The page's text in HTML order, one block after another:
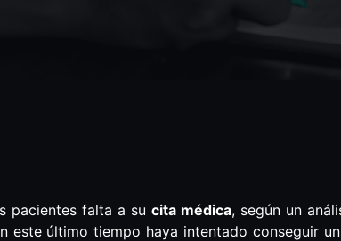
pacientes falta a su cita médica, según un
este último tiempo haya intentado conseguir